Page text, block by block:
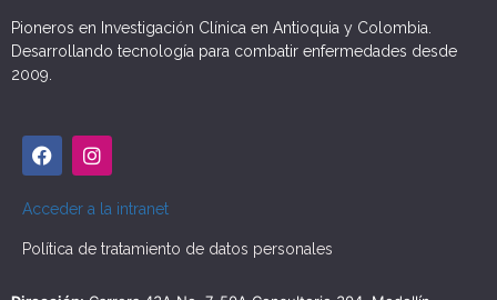
Pioneros en Investigación Clínica en Antioquia y Colombia.
Desarrollando tecnología para combatir enfermedades desde
2009.
Acceder a la intranet
Política de tratamiento de datos personales